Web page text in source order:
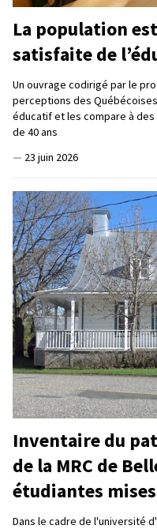
La population
satisfaite de
Un ouvrage codirigé par le
perceptions des
éducatif et les compare à des
de 40 ans
— 23 juin 2026
Inventaire du
de la MRC de
étudiantes
Dans le cadre de l'université